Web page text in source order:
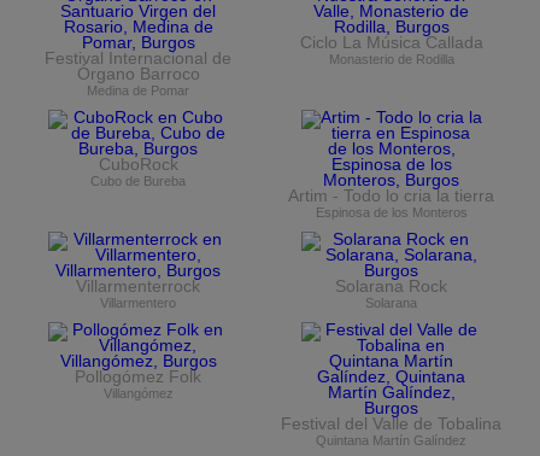
Festival Internacional de
Órgano Barroco
Medina de Pomar
Ciclo La Música Callada
Monasterio de Rodilla
CuboRock
Cubo de Bureba
Artim - Todo lo cria la tierra
Espinosa de los Monteros
Villarmenterrock
Villarmentero
Solarana Rock
Solarana
Pollogómez Folk
Villangómez
Festival del Valle de Tobalina
Quintana Martín Galíndez